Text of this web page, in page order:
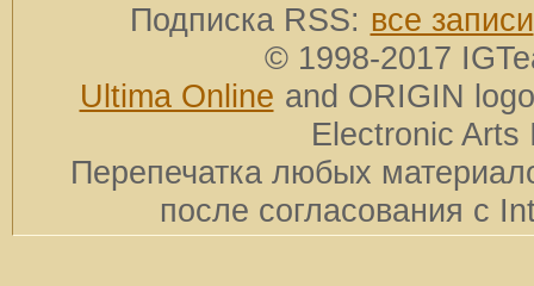
Подписка RSS: все записи
© 1998-2017
Ultima Online and ORIGIN
Electronic Arts
Перепечатка любых
после согласования с